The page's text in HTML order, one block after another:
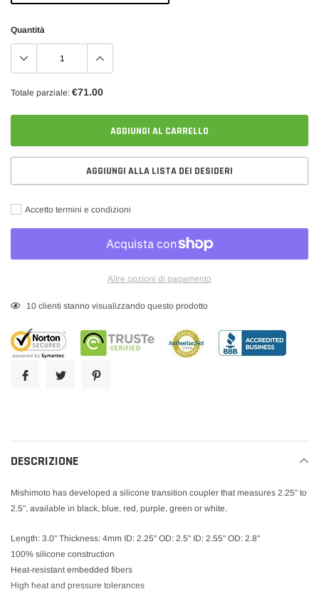
Quantità
Totale parziale: €71.00
AGGIUNGI AL CARRELLO
AGGIUNGI ALLA LISTA DEI DESIDERI
Accetto termini e condizioni
Altre opzioni di pagamento
Inserimento
prodotto
nel
18 clienti stanno visualizzando questo prodotto
DESCRIZIONE
Mishimoto has developed a silicone transition coupler that measures 2.25" to
2.5", available in black, blue, red, purple, green or white.
Length: 3.0" Thickness: 4mm ID: 2.25" OD: 2.5" ID: 2.55" OD: 2.8"
100% silicone construction
Heat-resistant embedded fibers
High heat and pressure tolerances